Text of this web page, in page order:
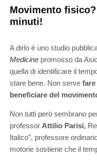
Movimento
minuti!
A dirlo è uno studio
Medicine promosso da
quella di identificare il
stare bene. Non serve
beneficiare del
Non tutti però sembrano
professor Attilio Parisi,
Italico”, professore
motorie sostiene che il